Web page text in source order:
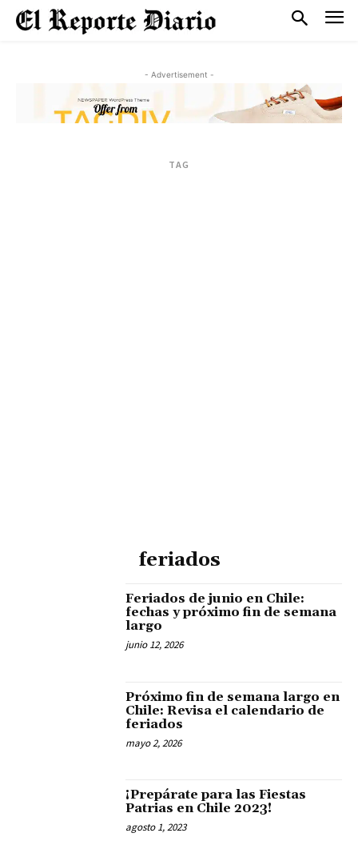
- Advertisement -
TAG
feriados
Feriados de junio en Chile:
fechas y próximo fin de semana
largo
junio 12, 2026
Próximo fin de semana largo en
Chile: Revisa el calendario de
feriados
mayo 2, 2026
¡Prepárate para las Fiestas
Patrias en Chile 2023!
agosto 1, 2023